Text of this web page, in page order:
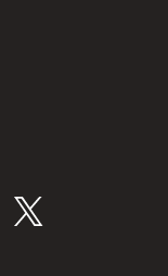
XING teilen